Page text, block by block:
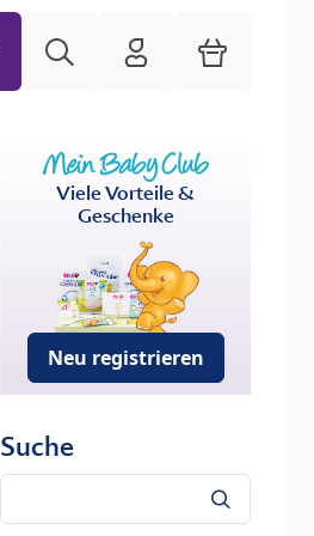
HiPP Mein Babyclub
Warenkorb
Viele Vorteile &
Geschenke
Neu registrieren
Suche